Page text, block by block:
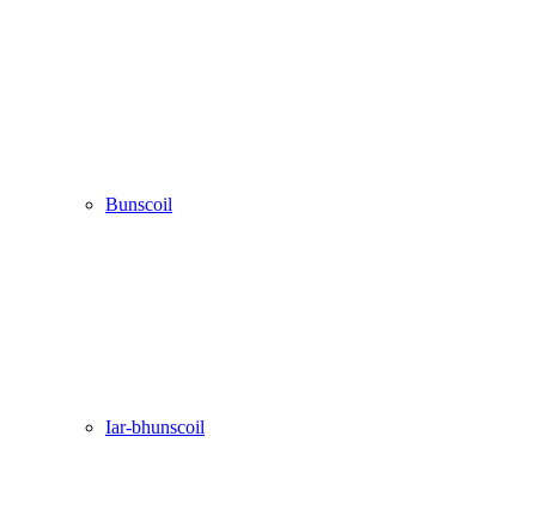
Bunscoil
Iar-bhunscoil